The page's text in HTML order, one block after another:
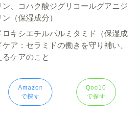
ン、コハク酸ジグリコールグアニジ
（保湿成分）
ロキシエチルパルミタミド（保湿成
ア：セラミドの働きを守り補い、
ケアのこと
Amazon
で探す
Qoo10
で探す